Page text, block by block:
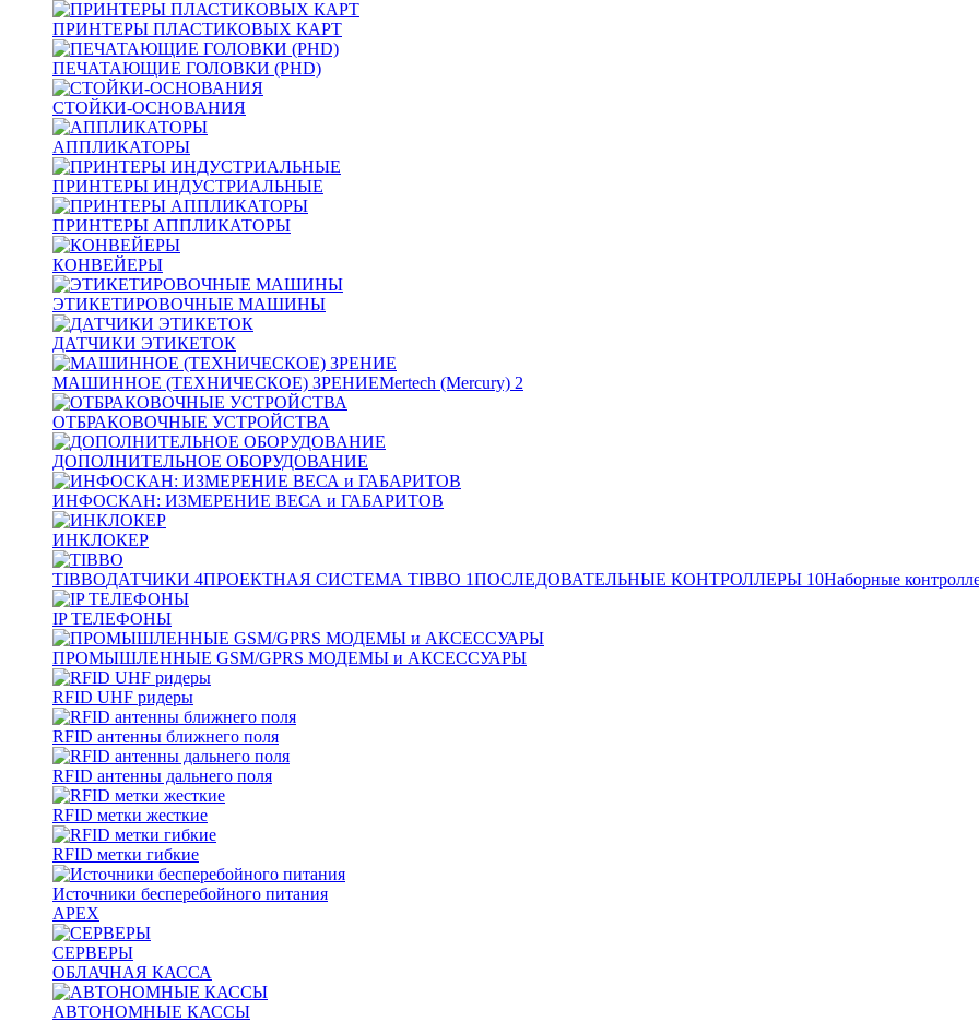
ПРИНТЕРЫ ПЛАСТИКОВЫХ КАРТ
ПЕЧАТАЮЩИЕ ГОЛОВКИ (PHD)
СТОЙКИ-ОСНОВАНИЯ
АППЛИКАТОРЫ
ПРИНТЕРЫ ИНДУСТРИАЛЬНЫЕ
ПРИНТЕРЫ АППЛИКАТОРЫ
КОНВЕЙЕРЫ
ЭТИКЕТИРОВОЧНЫЕ МАШИНЫ
ДАТЧИКИ ЭТИКЕТОК
МАШИННОЕ (ТЕХНИЧЕСКОЕ) ЗРЕНИЕMertech (Mercury) 2
ОТБРАКОВОЧНЫЕ УСТРОЙСТВА
ДОПОЛНИТЕЛЬНОЕ ОБОРУДОВАНИЕ
ИНФОСКАН: ИЗМЕРЕНИЕ ВЕСА и ГАБАРИТОВ
ИНКЛОКЕР
TIBBOДАТЧИКИ 4ПРОЕКТНАЯ СИСТЕМА TIBBO 1ПОСЛЕДОВАТЕЛЬНЫЕ КОНТРОЛЛЕРЫ 10Наборные
IP ТЕЛЕФОНЫ
ПРОМЫШЛЕННЫЕ GSM/GPRS МОДЕМЫ и АКСЕССУАРЫ
RFID UHF ридеры
RFID антенны ближнего поля
RFID антенны дальнего поля
RFID метки жесткие
RFID метки гибкие
Источники бесперебойного питания
APEX
СЕРВЕРЫ
ОБЛАЧНАЯ КАССА
АВТОНОМНЫЕ КАССЫ